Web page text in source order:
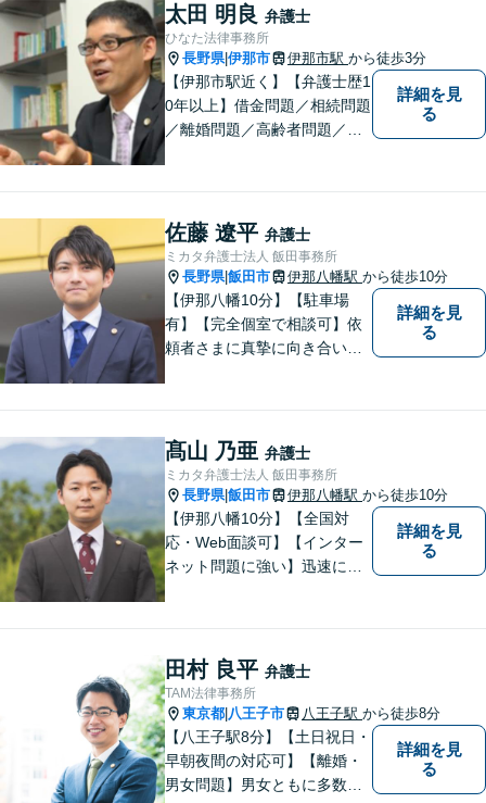
太田 明良 弁護士
ひなた法律事務所
長野県|伊那市 伊那市駅 から徒歩3分
【伊那市駅近く】【弁護士歴1
0年以上】借金問題／相続問題
／離婚問題／高齢者問題／相
根ざした弁護士】もし何かお
困りな事がございましたらお
気軽にご相談ください。
詳細を見
る
佐藤 遼平 弁護士
ミカタ弁護士法人 飯田事務所
長野県|飯田市 伊那八幡駅 から徒歩10分
【伊那八幡10分】【駐車場
有】【完全個室で相談可】依
頼者さまに真摯に向き合い、
は日本全国です。 遠方の方は
Web面談や電話でのご連絡が
可能です。
詳細を見
る
髙山 乃亜 弁護士
ミカタ弁護士法人 飯田事務所
長野県|飯田市 伊那八幡駅 から徒歩10分
【伊那八幡10分】【全国対
応・Web面談可】【インター
ネット問題に強い】迅速に対
のようなことでも、お気軽に
ご相談ください。
詳細を見
る
田村 良平 弁護士
TAM法律事務所
東京都 八王子市 八王子駅 から徒歩8分
【八王子駅8分】【土日祝日・
早朝夜間の対応可】【離婚・
男女問題】男女ともに多数実
詳細を見
る